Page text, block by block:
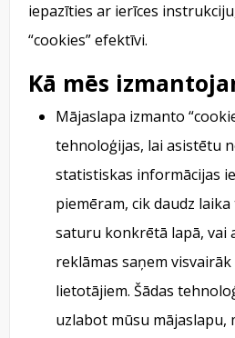
iepazīties ar ierīces
“cookies” efektīvi.
Kā mēs
Mājaslapa izmanto
tehnoloģijas, lai asistētu
statistiskas informācijas
piemēram, cik daudz
saturu konkrētā lapā, vai
reklāmas saņem
lietotājiem. Šādas
uzlabot mūsu mājaslapu,